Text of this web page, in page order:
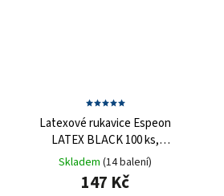
Latexové rukavice Espeon
LATEX BLACK 100 ks,
nepudrované, černé, 5.8 g
Skladem (14 balení)
147 Kč